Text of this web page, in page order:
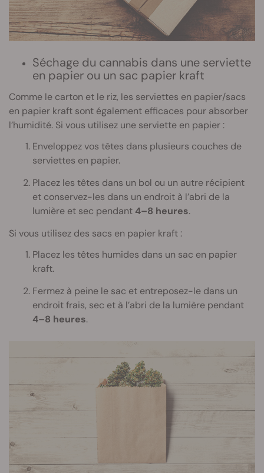
Séchage du cannabis dans une serviette
en papier ou un sac papier kraft
Comme le carton et le riz, les serviettes en papier/sacs
en papier kraft sont également efficaces pour absorber
l’humidité. Si vous utilisez une serviette en papier :
Enveloppez vos têtes dans plusieurs couches de
serviettes en papier.
Placez les têtes dans un bol ou un autre récipient
et conservez-les dans un endroit à l’abri de la
lumière et sec pendant 4–8 heures.
Si vous utilisez des sacs en papier kraft :
Placez les têtes humides dans un sac en papier
kraft.
Fermez à peine le sac et entreposez-le dans un
endroit frais, sec et à l’abri de la lumière pendant
4–8 heures.